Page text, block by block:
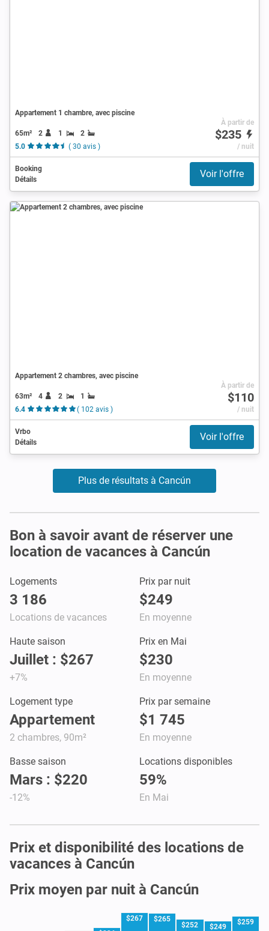
Appartement 1 chambre, avec piscine
65m² 2 1
2
5.0
( 30 avis )
À partir de
$235
/ nuit
Booking
Détails
Voir l'offre
Appartement 2 chambres, avec piscine
63m² 4 2
1
6.4
( 102 avis )
À partir de
$110
/ nuit
Vrbo
Détails
Voir l'offre
Plus de résultats à Cancún
Bon à savoir avant de réserver une
location de vacances à Cancún
Logements
3 186
Locations de vacances
Prix par nuit
$249
En moyenne
Haute saison
Juillet : $267
+7%
Prix en Mai
$230
En moyenne
Logement type
Appartement
2 chambres, 90m²
Prix par semaine
$1 745
En moyenne
Basse saison
Mars : $220
-12%
Locations disponibles
59%
En Mai
Prix et disponibilité des locations de
vacances à Cancún
Prix moyen par nuit à Cancún
$267 $265
$252 $249
$259